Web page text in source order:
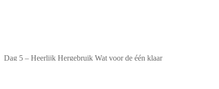
Dag 5 – Heerlijk Hergebruik Wat voor de één klaar